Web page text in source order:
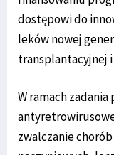
dostępowi do
leków nowej
transplantacyjnej
W ramach
zwalczanie